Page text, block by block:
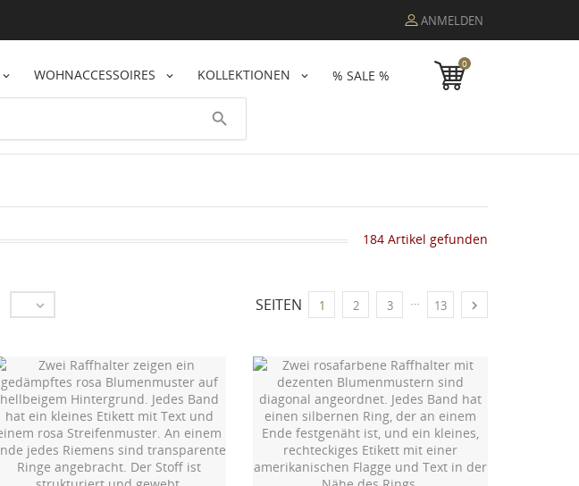
ANMELDEN
WOHNACCESSOIRES KOLLEKTIONEN % SALE %
0
search
184 Artikel gefunden
 SEITEN 1 2 3 … 13 